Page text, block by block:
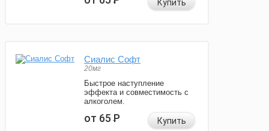
Купить
Сиалис Софт
20мг
Быстрое наступление
эффекта и совместимость с
алкоголем.
от 65Р Купить